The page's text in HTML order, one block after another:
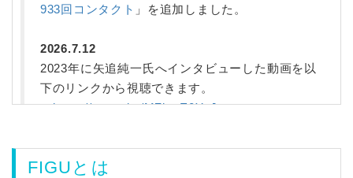
933回コンタクト 」を追加しました。
2026.7.12
2023年に矢追純一氏へインタビューした動画を以
下のリンクから視聴できます。
https://youtu.be/MZhgtE0YzJo
2026.6.26
「真実の杯（第9章）
FIGUとは